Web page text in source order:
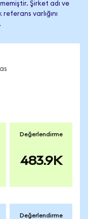
Şirket adı ve
varlığını
Değerlendirme
483.9K
Değerlendirme